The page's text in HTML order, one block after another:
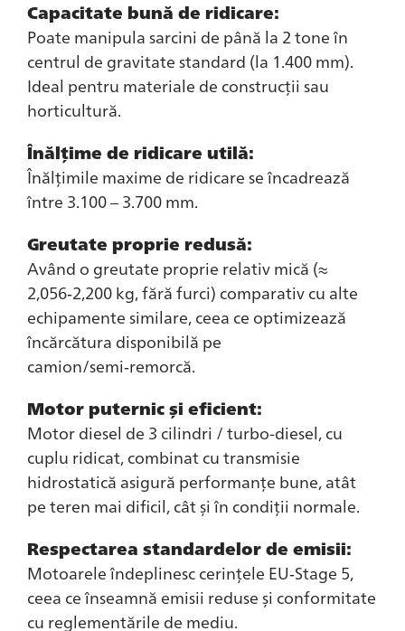
Capacitate bună de ridicare:
Poate manipula sarcini de până la 2 tone în
centrul de gravitate standard (la 1.400 mm).
Ideal pentru materiale de construcții sau
horticultură.
Înălțime de ridicare utilă:
Înălțimile maxime de ridicare se încadrează
între 3.100 – 3.700 mm.
Greutate proprie redusă:
Având o greutate proprie relativ mică (≈
2,056‑2,200 kg, fără furci) comparativ cu alte
echipamente similare, ceea ce optimizează
încărcătura disponibilă pe
camion/semi‑remorcă.
Motor puternic şi eficient:
Motor diesel de 3 cilindri / turbo-diesel, cu
cuplu ridicat, combinat cu transmisie
hidrostatică asigură performanțe bune, atât
pe teren mai dificil, cât și în condiții normale.
Respectarea standardelor de emisii:
Motoarele îndeplinesc cerințele EU‑Stage 5,
ceea ce înseamnă emisii reduse și conformitate
cu reglementările de mediu.